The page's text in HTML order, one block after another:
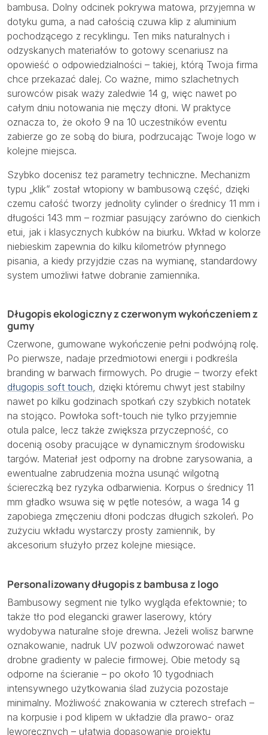
bambusa. Dolny odcinek pokrywa matowa, przyjemna w
dotyku guma, a nad całością czuwa klip z aluminium
pochodzącego z recyklingu. Ten miks naturalnych i
odzyskanych materiałów to gotowy scenariusz na
opowieść o odpowiedzialności – takiej, którą Twoja firma
chce przekazać dalej. Co ważne, mimo szlachetnych
surowców pisak waży zaledwie 14 g, więc nawet po
całym dniu notowania nie męczy dłoni. W praktyce
oznacza to, że około 9 na 10 uczestników eventu
zabierze go ze sobą do biura, podrzucając Twoje logo w
kolejne miejsca.
Szybko docenisz też parametry techniczne. Mechanizm
typu „klik” został wtopiony w bambusową część, dzięki
czemu całość tworzy jednolity cylinder o średnicy 11 mm i
długości 143 mm – rozmiar pasujący zarówno do cienkich
etui, jak i klasycznych kubków na biurku. Wkład w kolorze
niebieskim zapewnia do kilku kilometrów płynnego
pisania, a kiedy przyjdzie czas na wymianę, standardowy
system umożliwi łatwe dobranie zamiennika.
Długopis ekologiczny z czerwonym wykończeniem z
gumy
Czerwone, gumowane wykończenie pełni podwójną rolę.
Po pierwsze, nadaje przedmiotowi energii i podkreśla
branding w barwach firmowych. Po drugie – tworzy efekt
długopis soft touch, dzięki któremu chwyt jest stabilny
nawet po kilku godzinach spotkań czy szybkich notatek
na stojąco. Powłoka soft-touch nie tylko przyjemnie
otula palce, lecz także zwiększa przyczepność, co
docenią osoby pracujące w dynamicznym środowisku
targów. Materiał jest odporny na drobne zarysowania, a
ewentualne zabrudzenia można usunąć wilgotną
ściereczką bez ryzyka odbarwienia. Korpus o średnicy 11
mm gładko wsuwa się w pętle notesów, a waga 14 g
zapobiega zmęczeniu dłoni podczas długich szkoleń. Po
zużyciu wkładu wystarczy prosty zamiennik, by
akcesorium służyło przez kolejne miesiące.
Personalizowany długopis z bambusa z logo
Bambusowy segment nie tylko wygląda efektownie; to
także tło pod elegancki grawer laserowy, który
wydobywa naturalne słoje drewna. Jeżeli wolisz barwne
oznakowanie, nadruk UV pozwoli odwzorować nawet
drobne gradienty w palecie firmowej. Obie metody są
odporne na ścieranie – po około 10 tygodniach
intensywnego użytkowania ślad zużycia pozostaje
minimalny. Możliwość znakowania w czterech strefach –
na korpusie i pod klipem w układzie dla prawo- oraz
leworęcznych – ułatwia dopasowanie projektu